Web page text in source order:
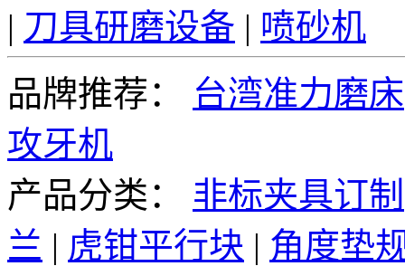
| 刀具研磨设备 | 喷砂机
品牌推荐：
台湾准力磨床
攻牙机
产品分类：
非标夹具订制
兰 | 虎钳平行块 | 角度垫